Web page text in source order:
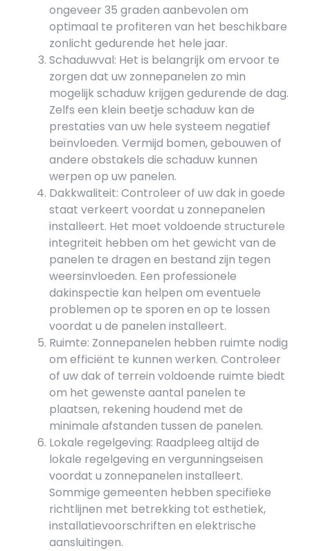
ongeveer 35 graden aanbevolen om
optimaal te profiteren van het beschikbare
zonlicht gedurende het hele jaar.
Schaduwval: Het is belangrijk om ervoor te
zorgen dat uw zonnepanelen zo min
mogelijk schaduw krijgen gedurende de dag.
Zelfs een klein beetje schaduw kan de
prestaties van uw hele systeem negatief
beïnvloeden. Vermijd bomen, gebouwen of
andere obstakels die schaduw kunnen
werpen op uw panelen.
Dakkwaliteit: Controleer of uw dak in goede
staat verkeert voordat u zonnepanelen
installeert. Het moet voldoende structurele
integriteit hebben om het gewicht van de
panelen te dragen en bestand zijn tegen
weersinvloeden. Een professionele
dakinspectie kan helpen om eventuele
problemen op te sporen en op te lossen
voordat u de panelen installeert.
Ruimte: Zonnepanelen hebben ruimte nodig
om efficiënt te kunnen werken. Controleer
of uw dak of terrein voldoende ruimte biedt
om het gewenste aantal panelen te
plaatsen, rekening houdend met de
minimale afstanden tussen de panelen.
Lokale regelgeving: Raadpleeg altijd de
lokale regelgeving en vergunningseisen
voordat u zonnepanelen installeert.
Sommige gemeenten hebben specifieke
richtlijnen met betrekking tot esthetiek,
installatievoorschriften en elektrische
aansluitingen.